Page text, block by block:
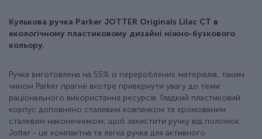
Кулькова ручка Parker JOTTER Originals Lilac CT в
екологічному пластиковому дизайні ніжно-бузкового
кольору.
Ручка виготовлена на 55% із перероблених матеріалів, таким
чином Parker прагне вкотре привернути увагу до теми
раціонального використання ресурсів. Гладкий пластиковий
корпус доповнено сталевим ковпачком та хромованим
сталевим наконечником, щоб захистити ручку від поломок.
Jotter - це компактна та легка ручка для активного